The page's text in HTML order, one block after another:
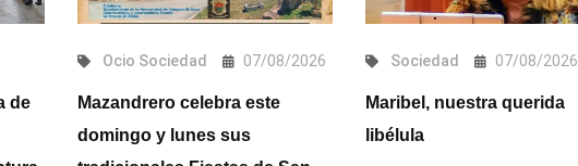
de
Ocio Sociedad 07/08/2026
Mazandrero celebra este
domingo y lunes sus
Sociedad 07/08/2026
Maribel, nuestra querida
libélula